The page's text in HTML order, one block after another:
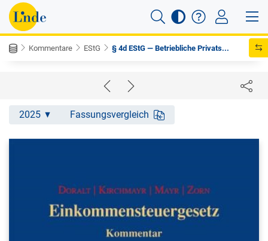
Kommentare EStG § 4d EStG — Betriebliche Privats...
2025 Fassungsvergleich